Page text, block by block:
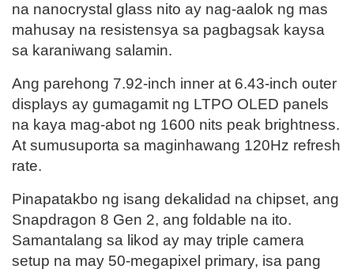
na nanocrystal glass nito ay nag-aalok ng mas
mahusay na resistensya sa pagbagsak kaysa
sa karaniwang salamin.
Ang parehong 7.92-inch inner at 6.43-inch outer
displays ay gumagamit ng LTPO OLED panels
na kaya mag-abot ng 1600 nits peak brightness.
At sumusuporta sa maginhawang 120Hz refresh
rate.
Pinapatakbo ng isang dekalidad na chipset, ang
Snapdragon 8 Gen 2, ang foldable na ito.
Samantalang sa likod ay may triple camera
setup na may 50-megapixel primary, isa pang